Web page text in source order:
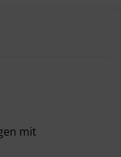
mit